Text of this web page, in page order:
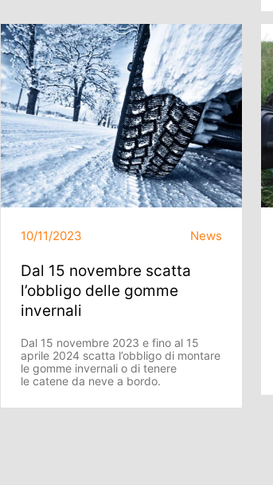
10/11/2023 News
Dal 15 novembre scatta
l’obbligo delle gomme
invernali
Dal 15 novembre 2023 e fino al 15
aprile 2024 scatta l’obbligo di montare
le gomme invernali o di tenere
le catene da neve a bordo.